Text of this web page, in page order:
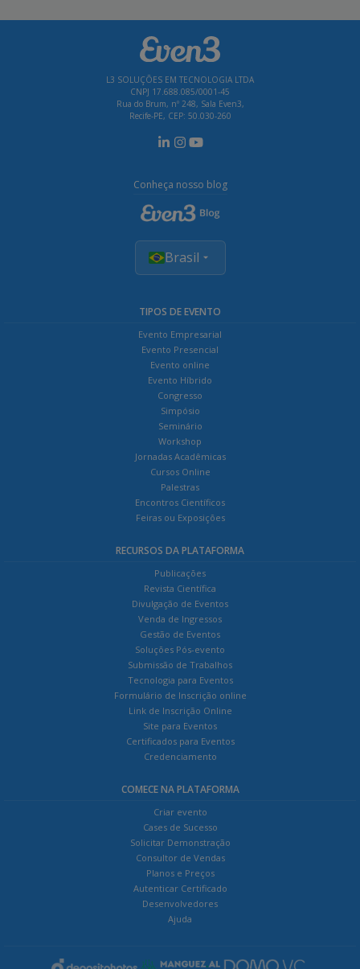
L3 SOLUÇÕES EM TECNOLOGIA LTDA
CNPJ 17.688.085/0001-45
Rua do Brum, nº 248, Sala Even3,
Recife-PE, CEP: 50.030-260
Conheça nosso blog
Brasil
TIPOS DE EVENTO
Evento Empresarial
Evento Presencial
Evento online
Evento Híbrido
Congresso
Simpósio
Seminário
Workshop
Jornadas Acadêmicas
Cursos Online
Palestras
Encontros Científicos
Feiras ou Exposições
RECURSOS DA PLATAFORMA
Publicações
Revista Científica
Divulgação de Eventos
Venda de Ingressos
Gestão de Eventos
Soluções Pós-evento
Submissão de Trabalhos
Tecnologia para Eventos
Formulário de Inscrição online
Link de Inscrição Online
Site para Eventos
Certificados para Eventos
Credenciamento
COMECE NA PLATAFORMA
Criar evento
Cases de Sucesso
Solicitar Demonstração
Consultor de Vendas
Planos e Preços
Autenticar Certificado
Desenvolvedores
Ajuda